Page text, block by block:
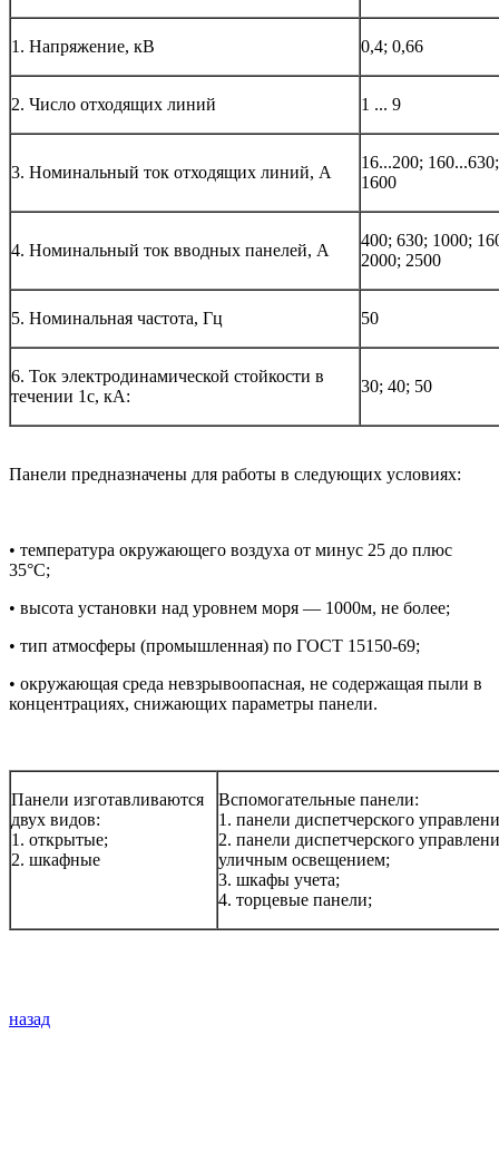
1. Напряжение, кВ 0,4; 0,66
2. Число отходящих линий 1 ... 9
3. Номинальный ток отходящих линий, А
16...200;
1600
4. Номинальный ток вводных панелей, А
400; 630; 1000;
2000; 2500
5. Номинальная частота, Гц 50
6. Ток электродинамической стойкости в
течении 1с, кА:
30; 40; 50
Панели предназначены для работы в следующих условиях:
• температура окружающего воздуха от минус 25 до плюс
35°С;
• высота установки над уровнем моря — 1000м, не более;
• тип атмосферы (промышленная) по ГОСТ 15150-69;
• окружающая среда невзрывоопасная, не содержащая пыли в
концентрациях, снижающих параметры панели.
Панели изготавливаются
двух видов:
1. открытые;
2. шкафные
Вспомогательные панели:
1. панели диспетчерского
2. панели диспетчерского
уличным освещением;
3. шкафы учета;
4. торцевые панели;
назад